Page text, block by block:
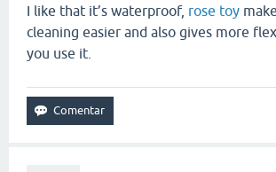
I like that it’s waterproof, rose toy
cleaning easier and also gives more
you use it.